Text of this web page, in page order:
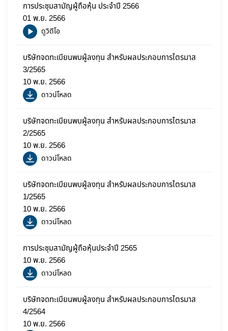
การประชุมสามัญผู้ถือหุ้น ประจำปี 2566
01 พ.ย. 2566
ดูวิดีโอ
บริษัทจดทะเบียนพบผู้ลงทุน สำหรับผลประกอบการไตรมาส
3/2565
10 พ.ย. 2566
ดาวน์โหลด
บริษัทจดทะเบียนพบผู้ลงทุน สำหรับผลประกอบการไตรมาส
2/2565
10 พ.ย. 2566
ดาวน์โหลด
บริษัทจดทะเบียนพบผู้ลงทุน สำหรับผลประกอบการไตรมาส
1/2565
10 พ.ย. 2566
ดาวน์โหลด
การประชุมสามัญผู้ถือหุ้นประจำปี 2565
10 พ.ย. 2566
ดาวน์โหลด
บริษัทจดทะเบียนพบผู้ลงทุน สำหรับผลประกอบการไตรมาส
4/2564
10 พ.ย. 2566